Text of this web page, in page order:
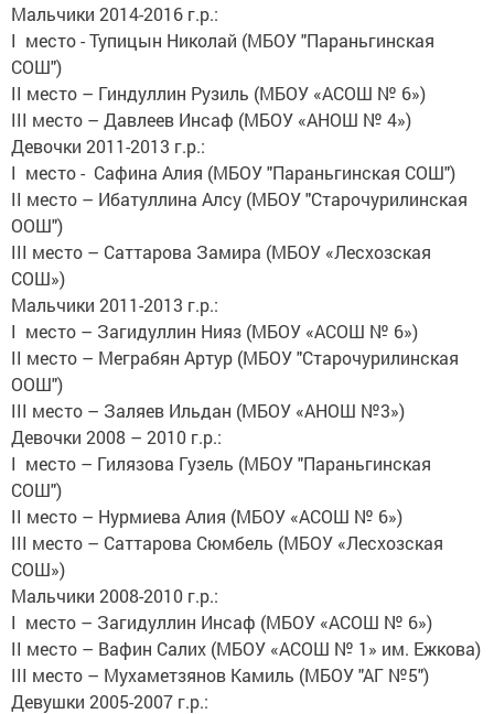
Мальчики 2014-2016 г.р.:
I место - Тупицын Николай (МБОУ "Параньгинская
СОШ")
II место – Гиндуллин Рузиль (МБОУ «АСОШ № 6»)
III место – Давлеев Инсаф (МБОУ «АНОШ № 4»)
Девочки 2011-2013 г.р.:
I место - Сафина Алия (МБОУ "Параньгинская СОШ")
II место – Ибатуллина Алсу (МБОУ "Старочурилинская
ООШ")
III место – Саттарова Замира (МБОУ «Лесхозская
СОШ»)
Мальчики 2011-2013 г.р.:
I место – Загидуллин Нияз (МБОУ «АСОШ № 6»)
II место – Меграбян Артур (МБОУ "Старочурилинская
ООШ")
III место – Заляев Ильдан (МБОУ «АНОШ №3»)
Девочки 2008 – 2010 г.р.:
I место – Гилязова Гузель (МБОУ "Параньгинская
СОШ")
II место – Нурмиева Алия (МБОУ «АСОШ № 6»)
III место – Саттарова Сюмбель (МБОУ «Лесхозская
СОШ»)
Мальчики 2008-2010 г.р.:
I место – Загидуллин Инсаф (МБОУ «АСОШ № 6»)
II место – Вафин Салих (МБОУ «АСОШ № 1» им. Ежкова)
III место – Мухаметзянов Камиль (МБОУ "АГ №5")
Девушки 2005-2007 г.р.: